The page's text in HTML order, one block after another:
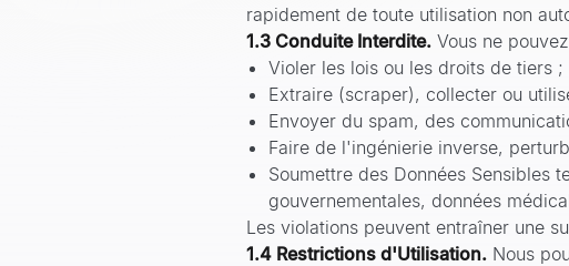
rapidement de toute utilisation non
1.3 Conduite Interdite. Vous ne
Violer les lois ou les droits de tiers ;
Extraire (scraper), collecter ou
Envoyer du spam, des
Faire de l'ingénierie inverse,
Soumettre des Données Sensibles
gouvernementales, données
Les violations peuvent entraîner une
1.4 Restrictions d'Utilisation. Nous